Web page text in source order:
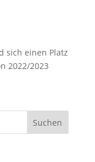
sich einen Platz
2022/2023